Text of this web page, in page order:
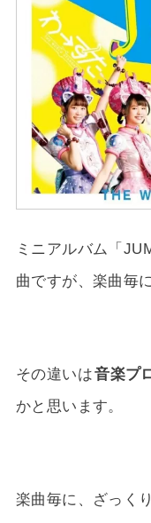
ミニアルバム「
曲ですが、楽曲毎
その違いは音楽プ
かと思います。
楽曲毎に、ざっく